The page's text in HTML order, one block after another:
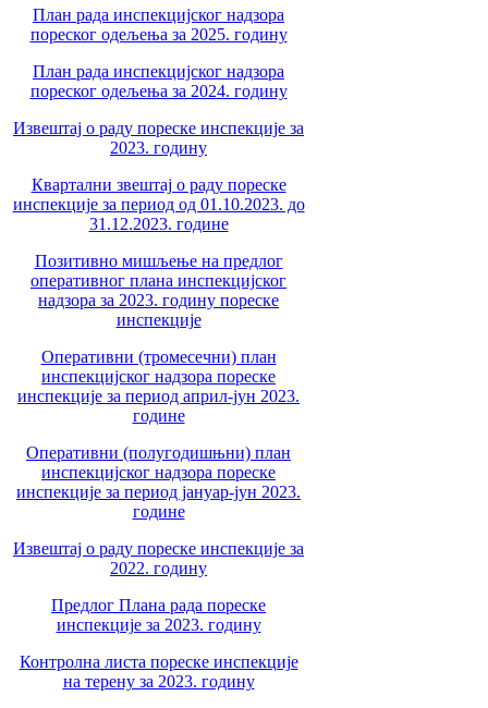
План рада инспекцијског надзора
пореског одељења за 2025. годину
План рада инспекцијског надзора
пореског одељења за 2024. годину
Извештај о раду пореске инспекције за
2023. годину
Квартални звештај о раду пореске
инспекције за период од 01.10.2023. до
31.12.2023. године
Позитивно мишљење на предлог
оперативног плана инспекцијског
надзора за 2023. годину пореске
инспекције
Оперативни (тромесечни) план
инспекцијског надзора пореске
инспекције за период април-јун 2023.
године
Оперативни (полугодишњни) план
инспекцијског надзора пореске
инспекције за период јануар-јун 2023.
године
Извештај о раду пореске инспекције за
2022. годину
Предлог Плана рада пореске
инспекције за 2023. годину
Контролна листа пореске инспекције
на терену за 2023. годину